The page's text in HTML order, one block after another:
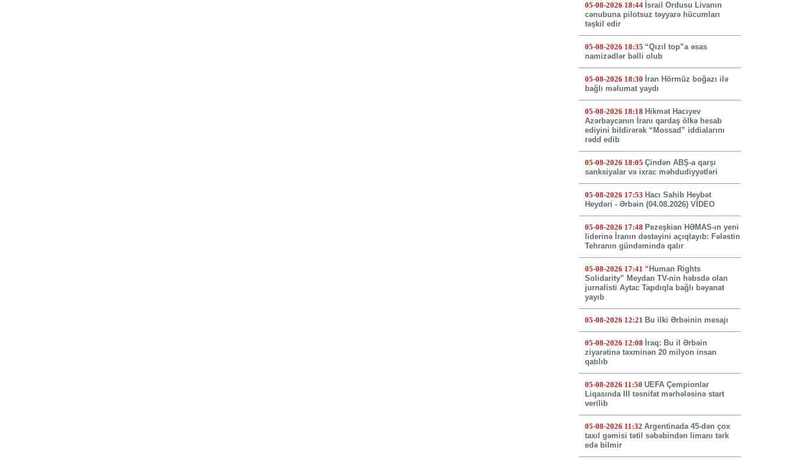
05-08-2026 18:44 İsrail Ordusu Livanın
cənubuna pilotsuz təyyarə hücumları
təşkil edir
05-08-2026 18:35 “Qızıl top”a əsas
namizədlər bəlli olub
05-08-2026 18:30 İran Hörmüz boğazı ilə
bağlı məlumat yaydı
05-08-2026 18:18 Hikmət Hacıyev
Azərbaycanın İranı qardaş ölkə hesab
ediyini bildirərək “Mossad” iddialarını
rədd edib
05-08-2026 18:05 Çindən ABŞ-a qarşı
sanksiyalar və ixrac məhdudiyyətləri
05-08-2026 17:53 Hacı Sahib Heybət
Heydəri - Ərbəin (04.08.2026) VİDEO
05-08-2026 17:48 Pezeşkian HƏMAS-ın yeni
liderinə İranın dəstəyini açıqlayıb: Fələstin
Tehranın gündəmində qalır
05-08-2026 17:41 “Human Rights
Solidarity” Meydan TV-nin həbsdə olan
jurnalisti Aytac Tapdıqla bağlı bəyanat
yayıb
05-08-2026 12:21 Bu ilki Ərbəinin mesajı
05-08-2026 12:08 İraq: Bu il Ərbəin
ziyarətinə təxminən 20 milyon insan
qatılıb
05-08-2026 11:50 UEFA Çempionlar
Liqasında III təsnifat mərhələsinə start
verilib
05-08-2026 11:32 Argentinada 45-dən çox
taxıl gəmisi tətil səbəbindən limanı tərk
edə bilmir